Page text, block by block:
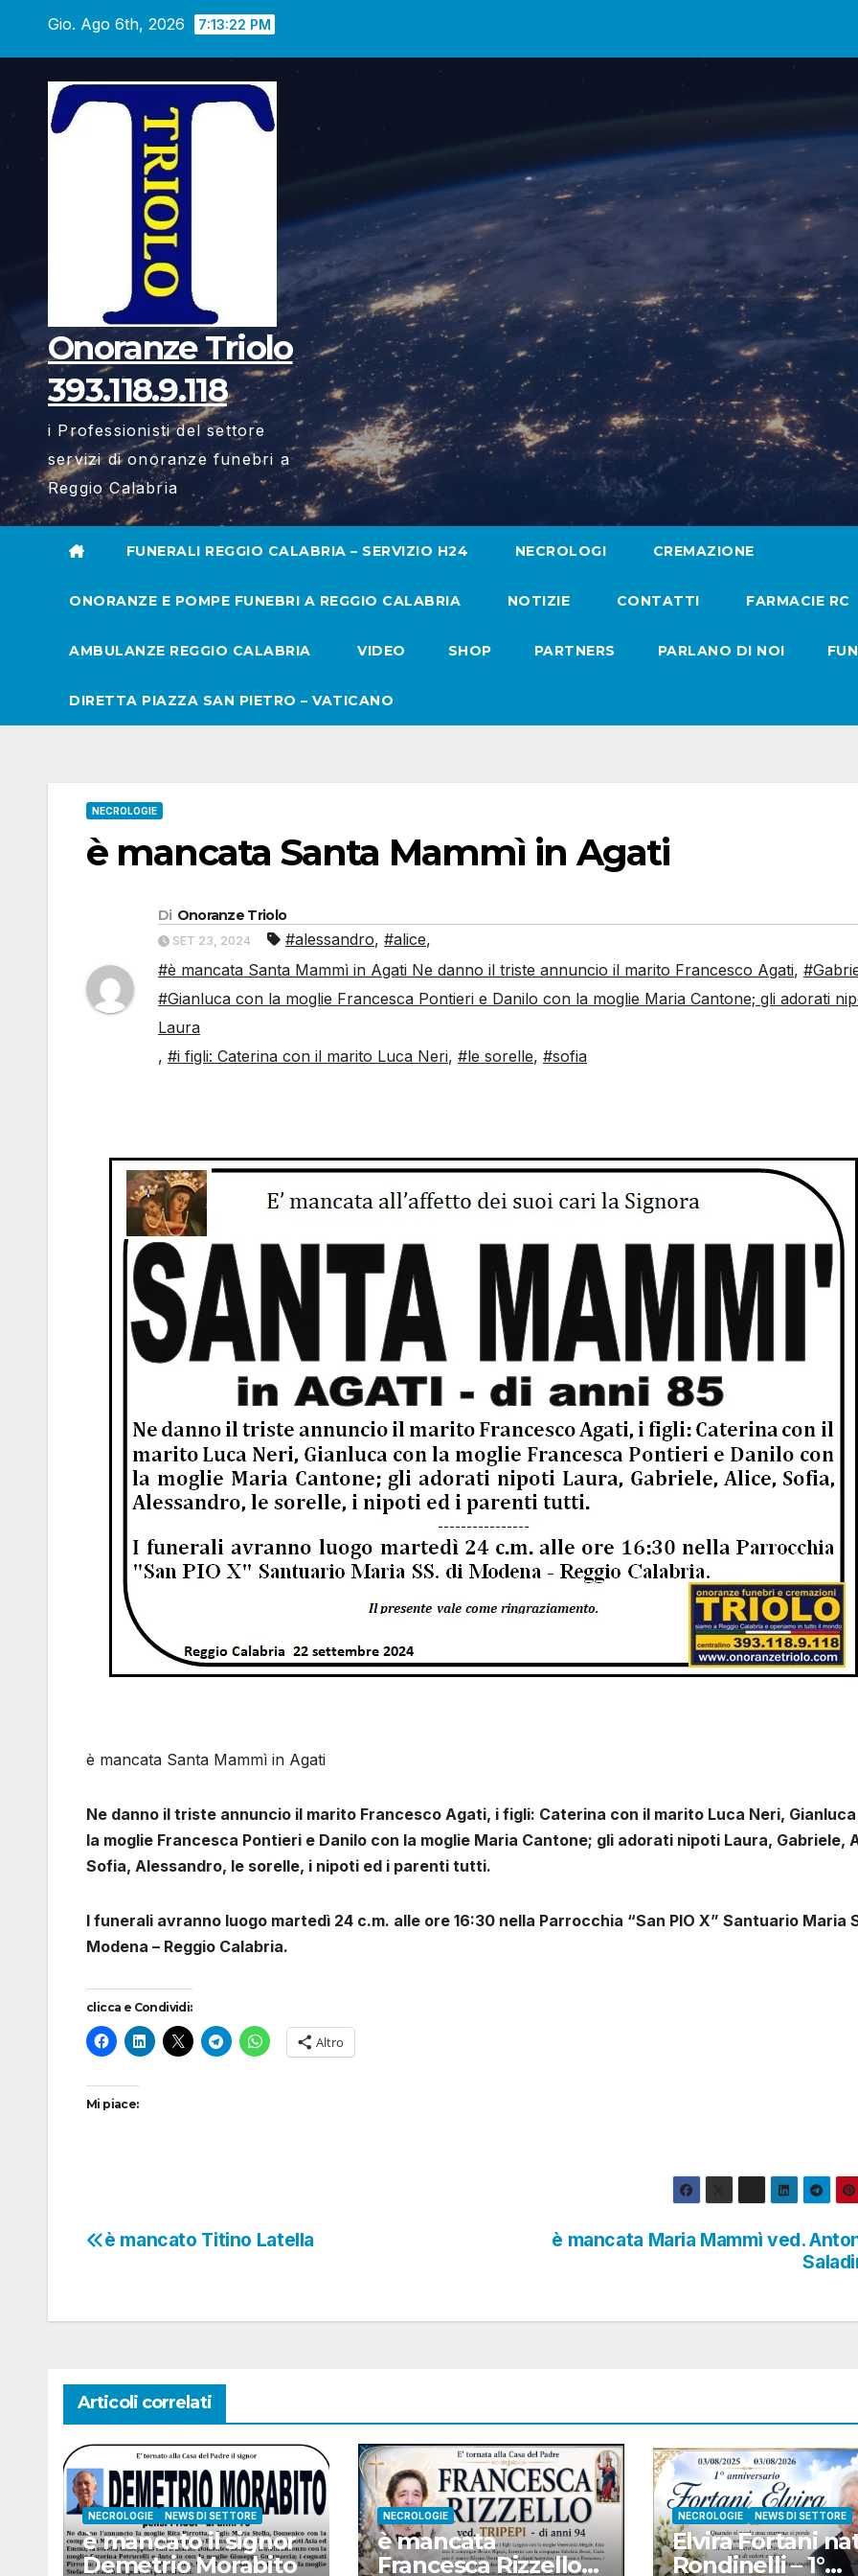
Gio. Ago 6th, 2026 7:13:23 PM
Onoranze Triolo
393.118.9.118
i Professionisti del settore
servizi di onoranze funebri a
Reggio Calabria
FUNERALI REGGIO CALABRIA – SERVIZIO H24 NECROLOGI CREMAZIONE
ONORANZE E POMPE FUNEBRI A REGGIO CALABRIA NOTIZIE CONTATTI FARMACIE RC
AMBULANZE REGGIO CALABRIA VIDEO SHOP PARTNERS PARLANO DI NOI
DIRETTA PIAZZA SAN PIETRO – VATICANO
NECROLOGIE
è mancata Santa Mammì in Agati
Di Onoranze Triolo
SET 23, 2024 #alessandro, #alice,
#è mancata Santa Mammì in Agati Ne danno il triste annuncio il marito Francesco Agati,
#Gianluca con la moglie Francesca Pontieri e Danilo con la moglie Maria Cantone; gli adorati
Laura
, #i figli: Caterina con il marito Luca Neri, #le sorelle, #sofia
è mancata Santa Mammì in Agati
Ne danno il triste annuncio il marito Francesco Agati, i figli: Caterina con il marito Luca Neri,
la moglie Francesca Pontieri e Danilo con la moglie Maria Cantone; gli adorati nipoti Laura, Gabriele,
Sofia, Alessandro, le sorelle, i nipoti ed i parenti tutti.
I funerali avranno luogo martedì 24 c.m. alle ore 16:30 nella Parrocchia “San PIO X” Santuario Maria
Modena – Reggio Calabria.
clicca e Condividi:
Altro
Mi piace:
Navigazione
è mancata Maria Mammì ved.
è mancato Titino Latella
Articoli correlati
NECROLOGIE NEWS DI SETTORE
è mancato il signor
Demetrio Morabito
NECROLOGIE
è mancata
Francesca Rizzello
NECROLOGIE NEWS DI SETTORE
Elvira Fortani
Rondinelli – 1°